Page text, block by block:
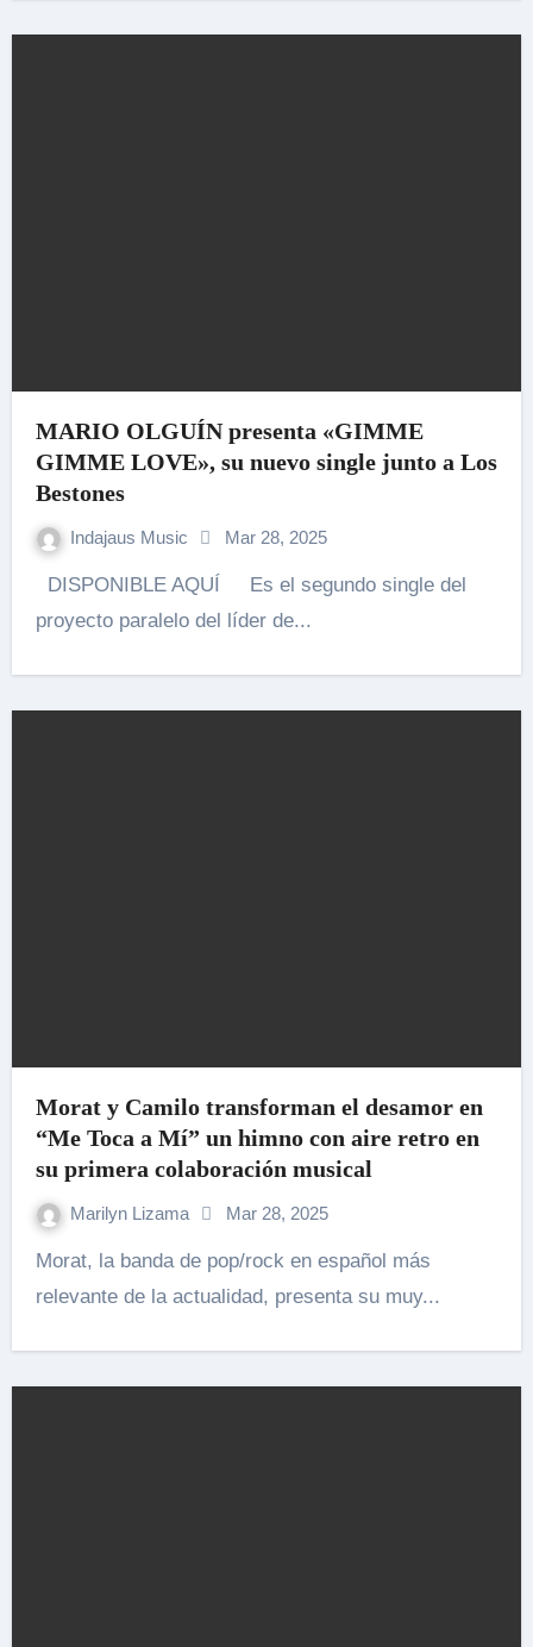
MARIO OLGUÍN presenta «GIMME
GIMME LOVE», su nuevo single junto a Los
Bestones
Indajaus Music Mar 28, 2025
DISPONIBLE AQUÍ Es el segundo single del
proyecto paralelo del líder de...
Morat y Camilo transforman el desamor en
“Me Toca a Mí” un himno con aire retro en
su primera colaboración musical
Marilyn Lizama Mar 28, 2025
Morat, la banda de pop/rock en español más
relevante de la actualidad, presenta su muy...